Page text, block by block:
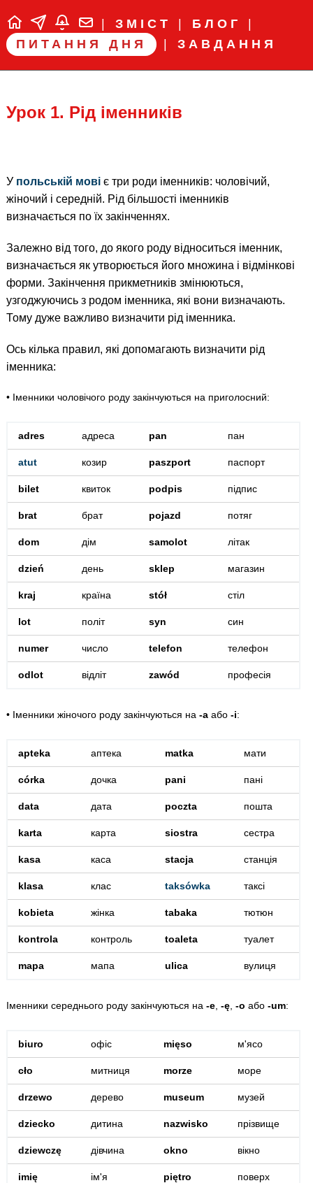
ЗМІСТ БЛОГ
ПИТАННЯ ДНЯ
| ЗАВДАННЯ
Урок 1. Рід іменників
У польській мовіє три роди іменників: чоловічий,
жіночий і середній. Рід більшості іменників
визначається по їх закінченнях.
Залежно від того, до якого роду відноситься іменник,
визначається як утворюється його множина і відмінкові
форми. Закінчення прикметників змінюються,
узгоджуючись з родом іменника, які вони визначають.
Тому дуже важливо визначити рід іменника.
Ось кілька правил, які допомагають визначити рід
іменника:
• Іменники чоловічого роду закінчуються на приголосний:
adres адреса pan пан
atut козир paszport паспорт
bilet квиток podpis підпис
brat брат pojazd потяг
dom дім samolot літак
dzień день sklep магазин
kraj країна stół стіл
lot політ syn син
numer число telefon телефон
odlot відліт zawód професія
• Іменники жіночого роду закінчуються на -aабо -i:
apteka аптека matka мати
córka дочка pani пані
data дата poczta пошта
karta карта siostra сестра
kasa каса stacja станція
klasa клас taksówka таксі
kobieta жінка tabaka тютюн
kontrola контроль toaleta туалет
mapa мапа ulica вулиця
Іменники середнього роду закінчуються на -e, -ę, -o або -um:
biuro офіс mięso м'ясо
cło митниця morze море
drzewo дерево museum музей
dziecko дитина nazwisko прізвище
dziewczę дівчина okno вікно
imię ім'я piętro поверх